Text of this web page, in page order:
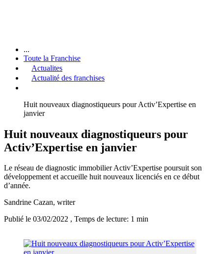
...
Toute la Franchise
Actualites
Actualité des franchises
Huit nouveaux diagnostiqueurs pour Activ’Expertise en
janvier
Huit nouveaux diagnostiqueurs pour
Activ’Expertise en janvier
Le réseau de diagnostic immobilier Activ’Expertise poursuit son
développement et accueille huit nouveaux licenciés en ce début
d’année.
Sandrine Cazan, writer
Publié le 03/02/2022 , Temps de lecture: 1 min